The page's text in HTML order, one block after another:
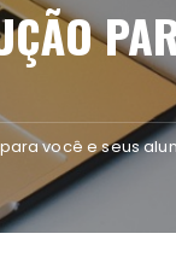
você e seus